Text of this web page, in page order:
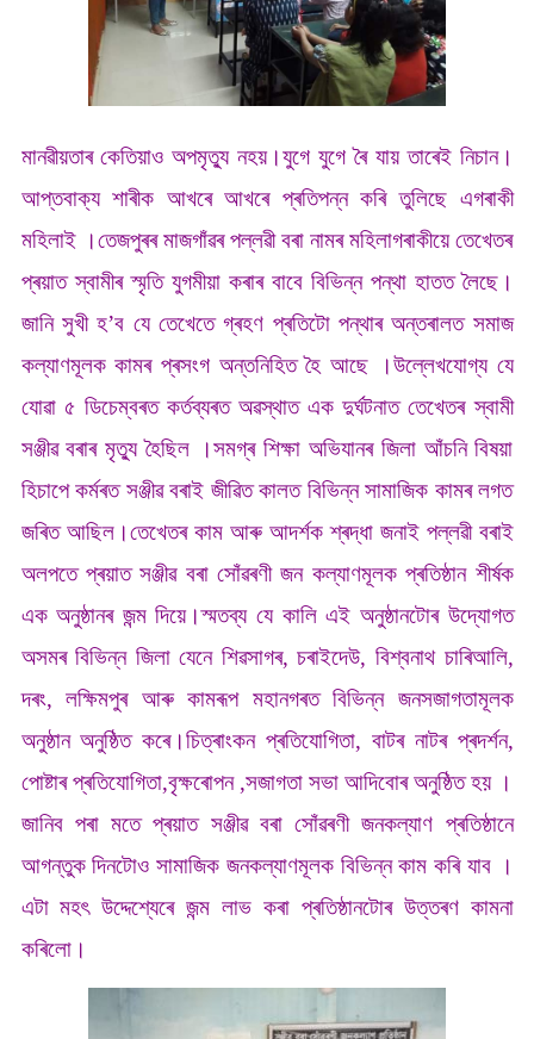
মানৱীয়তাৰ কেতিয়াও অপমৃত্যু নহয়।যুগে যুগে ৰৈ যায় তাৰেই নিচান।
আপ্তবাক্য শাৰীক আখৰে আখৰে প্ৰতিপন্ন কৰি তুলিছে এগৰাকী
মহিলাই ।তেজপুৰৰ মাজগাঁৱৰ পল্লৱী বৰা নামৰ মহিলাগৰাকীয়ে তেখেতৰ
প্ৰয়াত স্বামীৰ স্মৃতি যুগমীয়া কৰাৰ বাবে বিভিন্ন পন্থা হাতত লৈছে।
জানি সুখী হ’ব যে তেখেতে গ্ৰহণ প্ৰতিটো পন্থাৰ অন্তৰালত সমাজ
কল্যাণমূলক কামৰ প্ৰসংগ অন্তনিহিত হৈ আছে ।উল্লেখযোগ্য যে
যোৱা ৫ ডিচেম্বৰত কৰ্তব্যৰত অৱস্থাত এক দুৰ্ঘটনাত তেখেতৰ স্বামী
সঞ্জীৱ বৰাৰ মৃত্যু হৈছিল ।সমগ্ৰ শিক্ষা অভিযানৰ জিলা আঁচনি বিষয়া
হিচাপে কৰ্মৰত সঞ্জীৱ বৰাই জীৱিত কালত বিভিন্ন সামাজিক কামৰ লগত
জৰিত আছিল।তেখেতৰ কাম আৰু আদৰ্শক শ্ৰদ্ধা জনাই পল্লৱী বৰাই
অলপতে প্ৰয়াত সঞ্জীৱ বৰা সোঁৱৰণী জন কল্যাণমূলক প্ৰতিষ্ঠান শীৰ্ষক
এক অনুষ্ঠানৰ জন্ম দিয়ে।স্মতব্য যে কালি এই অনুষ্ঠানটোৰ উদ্যোগত
অসমৰ বিভিন্ন জিলা যেনে শিৱসাগৰ, চৰাইদেউ, বিশ্বনাথ চাৰিআলি,
দৰং, লক্ষিমপুৰ আৰু কামৰূপ মহানগৰত বিভিন্ন জনসজাগতামূলক
অনুষ্ঠান অনুষ্ঠিত কৰে।চিত্ৰাংকন প্ৰতিযোগিতা, বাটৰ নাটৰ প্ৰদৰ্শন,
পোষ্টাৰ প্ৰতিযোগিতা,বৃক্ষৰোপন ,সজাগতা সভা আদিবোৰ অনুষ্ঠিত হয় ।
জানিব পৰা মতে প্ৰয়াত সঞ্জীৱ বৰা সোঁৱৰণী জনকল্যাণ প্ৰতিষ্ঠানে
আগন্তুক দিনটোও সামাজিক জনকল্যাণমূলক বিভিন্ন কাম কৰি যাব ।
এটা মহৎ উদ্দেশ্যেৰে জন্ম লাভ কৰা প্ৰতিষ্ঠানটোৰ উত্তৰণ কামনা
কৰিলো।